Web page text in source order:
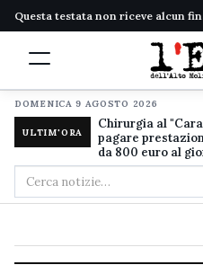
Questa testata non riceve alcun
DOMENICA 9 AGOSTO 2026
ULTIM'ORA
Chirurgia al
pagare
da 800 euro al
Cerca
nel